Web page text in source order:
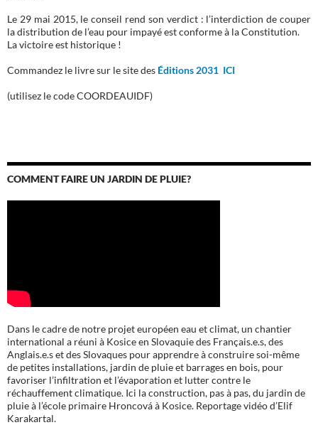
Le 29 mai 2015, le conseil rend son verdict : l’interdiction de couper
la distribution de l’eau pour impayé est conforme à la Constitution.
La victoire est historique !
Commandez le livre sur le site des Éditions 2031 ICI
(utilisez le code COORDEAUIDF)
COMMENT FAIRE UN JARDIN DE PLUIE?
Dans le cadre de notre projet européen eau et climat, un chantier
international a réuni à Kosice en Slovaquie des Français.e.s, des
Anglais.e.s et des Slovaques pour apprendre à construire soi-même
de petites installations, jardin de pluie et barrages en bois, pour
favoriser l’infiltration et l’évaporation et lutter contre le
réchauffement climatique. Ici la construction, pas à pas, du jardin de
pluie à l’école primaire Hroncová à Kosice. Reportage vidéo d’Elif
Karakartal.